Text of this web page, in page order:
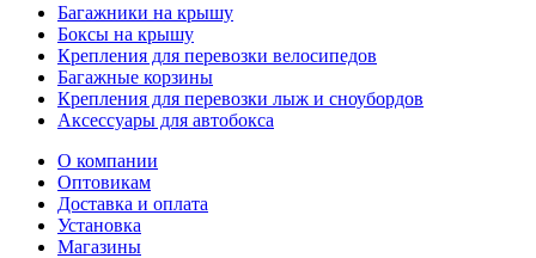
Багажники на крышу
Боксы на крышу
Крепления для перевозки велосипедов
Багажные корзины
Крепления для перевозки лыж и сноубордов
Аксессуары для автобокса
О компании
Оптовикам
Доставка и оплата
Установка
Магазины